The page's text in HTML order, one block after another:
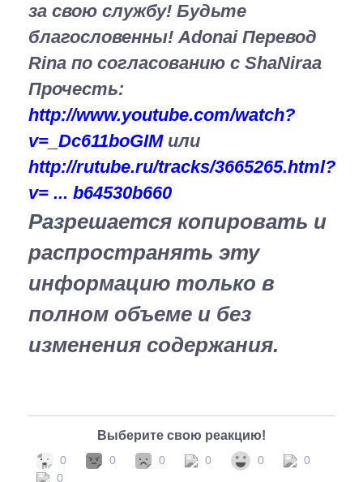
за свою службу! Будьте
благословенны! Adonai Перевод
Rina по согласованию с ShaNiraa
Прочесть:
http://www.youtube.com/watch?
v=_Dc611boGIMили
http://rutube.ru/tracks/3665265.html?
v= ... b64530b660
Разрешается копировать и
распространять эту
информацию только в
полном объеме и без
изменения содержания.
Выберите свою реакцию!
0 0 0 0 0
0
0